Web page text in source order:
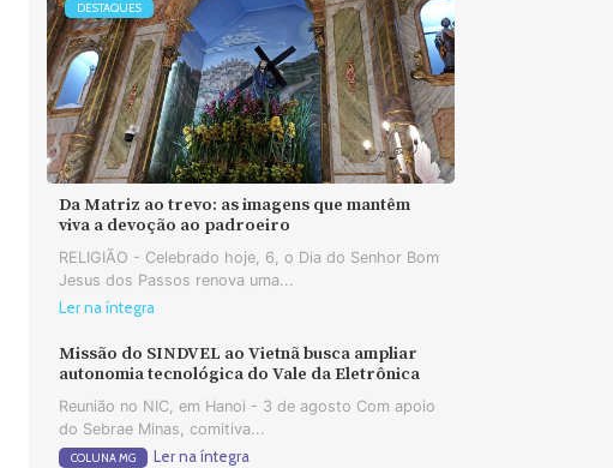
DESTAQUES
Da Matriz ao trevo: as imagens que mantêm
viva a devoção ao padroeiro
RELIGIÃO - Celebrado hoje, 6, o Dia do Senhor Bom
Jesus dos Passos renova uma...
Ler na íntegra
Missão do SINDVEL ao Vietnã busca ampliar
autonomia tecnológica do Vale da Eletrônica
Reunião no NIC, em Hanoi - 3 de agosto Com apoio
do Sebrae Minas, comitiva...
COLUNA MG Ler na íntegra